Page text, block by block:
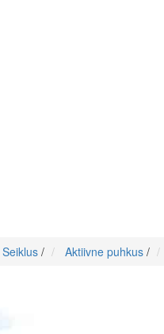
Seiklus / Aktiivne puhkus /